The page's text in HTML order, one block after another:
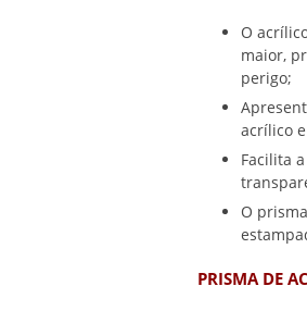
O
maior,
perigo;
acrílico
Facilita
O
PRISMA DE